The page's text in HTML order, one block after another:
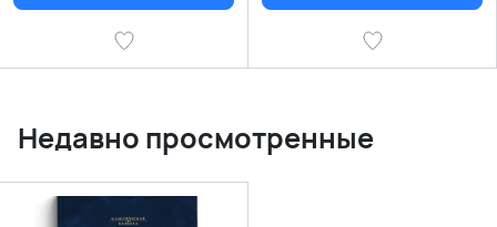
Недавно просмотренные